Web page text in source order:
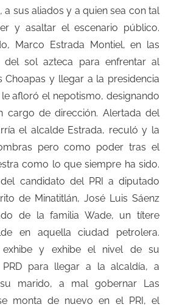
a sus aliados y a quien sea con tal
y asaltar el escenario público.
Marco Estrada Montiel, en las
del sol azteca para enfrentar al
Choapas y llegar a la presidencia
afloró el nepotismo, designando
cargo de dirección. Alertada del
el alcalde Estrada, reculó y la
pero como poder tras el
como lo que siempre ha sido.
candidato del PRI a diputado
de Minatitlán, José Luis Sáenz
de la familia Wade, un títere
en aquella ciudad petrolera.
exhibe y exhibe el nivel de su
para llegar a la alcaldía, a
marido, a mal gobernar Las
monta de nuevo en el PRI, el